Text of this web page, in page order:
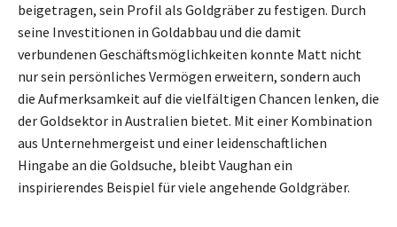
beigetragen, sein Profil als Goldgräber zu festigen. Durch
seine Investitionen in Goldabbau und die damit
verbundenen Geschäftsmöglichkeiten konnte Matt nicht
nur sein persönliches Vermögen erweitern, sondern auch
die Aufmerksamkeit auf die vielfältigen Chancen lenken, die
der Goldsektor in Australien bietet. Mit einer Kombination
aus Unternehmergeist und einer leidenschaftlichen
Hingabe an die Goldsuche, bleibt Vaughan ein
inspirierendes Beispiel für viele angehende Goldgräber.